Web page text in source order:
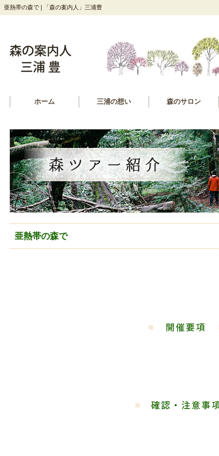
亜熱帯の森で | 「森の案内人」三浦豊
ホーム 三浦の想い 森のサロン
亜熱帯の森で